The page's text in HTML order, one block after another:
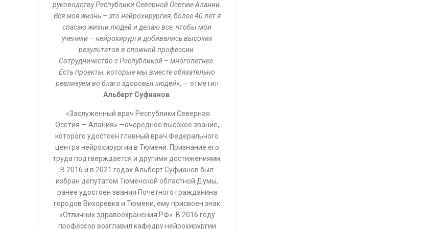
руководству Республики Северной Осетии-Алании.
Вся моя жизнь – это нейрохирургия, более 40 лет я
спасаю жизни людей и делаю все, чтобы мои
ученики – нейрохирурги добивались высоких
результатов в сложной профессии.
Сотрудничество с Республикой – многолетнее.
Есть проекты, которые мы вместе обязательно
реализуем во благо здоровья людей», — отметил
Альберт Суфианов.
«Заслуженный врач Республики Северная
Осетия — Алания» —очередное высокое звание,
которого удостоен главный врач Федерального
центра нейрохирургии в Тюмени. Признание его
труда подтверждается и другими достижениями.
В 2016 и в 2021 годах Альберт Суфианов был
избран депутатом Тюменской областной Думы,
ранее удостоен звания Почетного гражданина
городов Вихоревка и Тюмени, ему присвоен знак
«Отличник здравоохранения РФ». В 2016 году
профессор возглавил кафедру нейрохирургии